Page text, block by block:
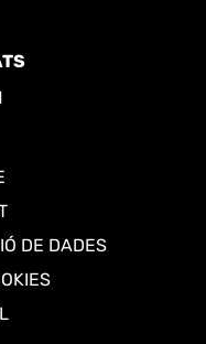
DE DADES